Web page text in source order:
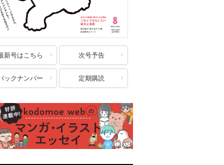
新号はこちら 次号予告
ックナンバー 定期購読